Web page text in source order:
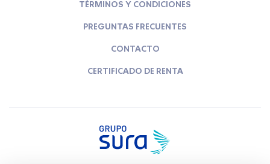
TÉRMINOS Y CONDICIONES
PREGUNTAS FRECUENTES
CONTACTO
CERTIFICADO DE RENTA